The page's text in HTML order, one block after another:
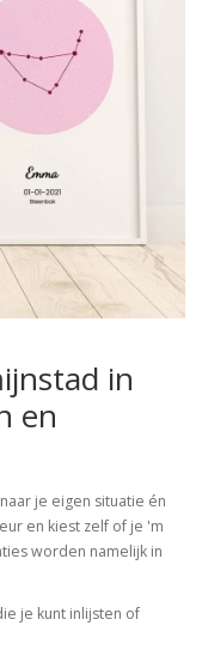
in
en
je eigen situatie én
en kiest zelf of je 'm
worden namelijk in
je kunt inlijsten of